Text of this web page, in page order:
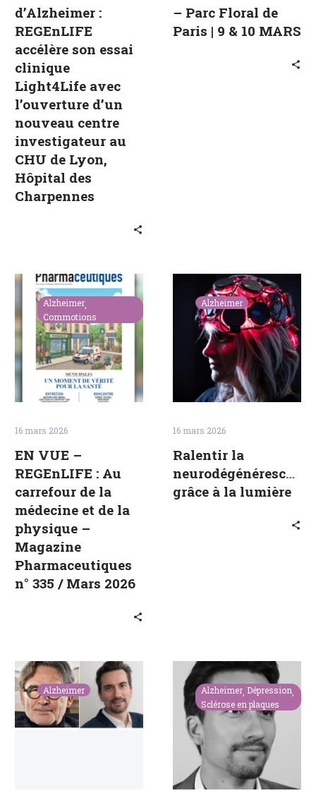
d’un
nouveau
centre
au
CHU
de
Lyon,
Hôpital
des
Charpennes
d’Alzheimer :
REGEnLIFE
accélère son essai
clinique
Light4Life avec
l’ouverture d’un
nouveau centre
investigateur au
CHU de Lyon,
Hôpital des
Charpennes
MARS
– Parc Floral de
Paris | 9 & 10 MARS
EN
VUE
–
REGEnLIFE
:
Au
carrefour
de
et
de
la
physique
–
Magazine
Pharmaceutiques
n°
Alzheimer
Commotions
16 mars 2026
EN VUE –
REGEnLIFE : Au
carrefour de la
médecine et de la
physique –
Magazine
Pharmaceutiques
n° 335 / Mars 2026
Ralentir
la
grâce
la
lumière
Alzheimer
16 mars 2026
Ralentir la
neurodégénérescence
grâce à la lumière
REGEnLIFE,
la
DeepTech
de
Alzheimer
«
Penser
une
innovation
est
une
chose,
la
Alzheimer Dépression
Sclérose en plaques